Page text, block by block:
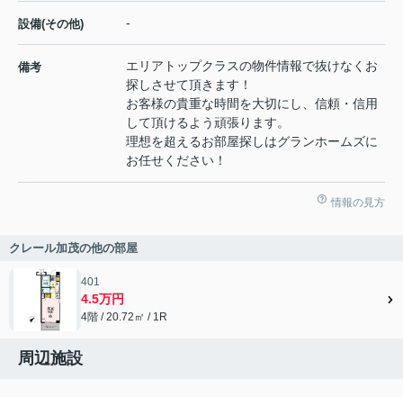
設備(その他) -
備考
エリアトップクラスの物件情報で抜けなくお
探しさせて頂きます！
お客様の貴重な時間を大切にし、信頼・信用
して頂けるよう頑張ります。
理想を超えるお部屋探しはグランホームズに
お任せください！
情報の見方
クレール加茂の他の部屋
401
4.5万円
4階 / 20.72㎡ / 1R
周辺施設